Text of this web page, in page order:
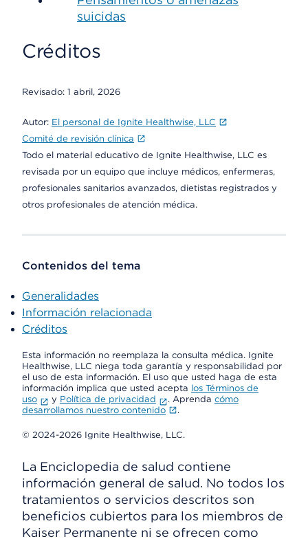
suicidas
Créditos
Revisado: 1 abril, 2026
Autor: El personal de Ignite Healthwise, LLC
Comité de revisión clínica
Todo el material educativo de Ignite Healthwise, LLC es
revisada por un equipo que incluye médicos, enfermeras,
profesionales sanitarios avanzados, dietistas registrados y
otros profesionales de atención médica.
Contenidos del tema
Generalidades
Información relacionada
Créditos
Esta información no reemplaza la consulta médica. Ignite
Healthwise, LLC niega toda garantía y responsabilidad por
el uso de esta información. El uso que usted haga de esta
información implica que usted acepta los Términos de
uso
y Política de privacidad . Aprenda cómo
desarrollamos nuestro contenido
.
© 2024-2026 Ignite Healthwise, LLC.
La Enciclopedia de salud contiene
información general de salud. No todos los
tratamientos o servicios descritos son
beneficios cubiertos para los miembros de
Kaiser Permanente ni se ofrecen como